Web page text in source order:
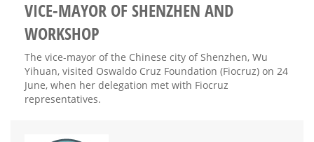
VICE-MAYOR OF SHENZHEN AND
WORKSHOP
The vice-mayor of the Chinese city of Shenzhen, Wu
Yihuan, visited Oswaldo Cruz Foundation (Fiocruz) on 24
June, when her delegation met with Fiocruz
representatives.